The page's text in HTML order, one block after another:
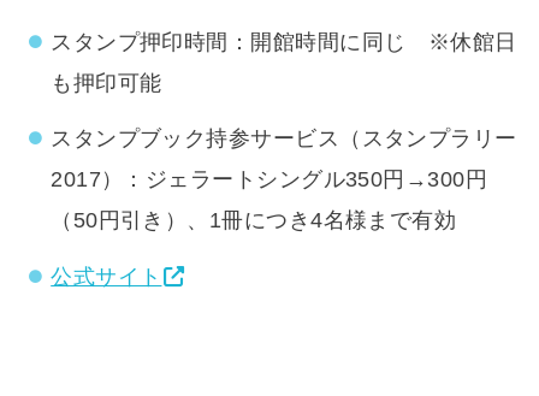
スタンプ押印時間：開館時間に同じ ※休館日
も押印可能
スタンプブック持参サービス（スタンプラリー
2017）：ジェラートシングル350円→300円
（50円引き）、1冊につき4名様まで有効
公式サイト